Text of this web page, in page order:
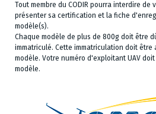
Tout membre du CODIR pourra interdire
présenter sa certification et la fiche
modèle(s).
Chaque modèle de plus de 800g doit être
immatriculé. Cette immatriculation doit être
modèle. Votre numéro d'exploitant UAV
modèle.